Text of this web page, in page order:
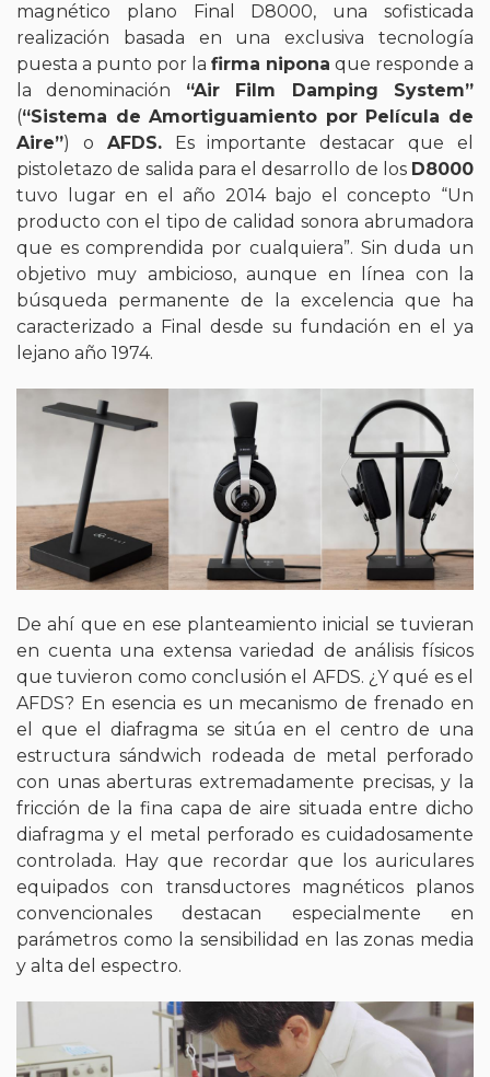
magnético plano Final D8000, una sofisticada
realización basada en una exclusiva tecnología
puesta a punto por la firma nipona que responde a
la denominación “Air Film Damping System”
(“Sistema de Amortiguamiento por Película de
Aire”) o AFDS.Es importante destacar que el
pistoletazo de salida para el desarrollo de los D8000
tuvo lugar en el año 2014 bajo el concepto “Un
producto con el tipo de calidad sonora abrumadora
que es comprendida por cualquiera”. Sin duda un
objetivo muy ambicioso, aunque en línea con la
búsqueda permanente de la excelencia que ha
caracterizado a Final desde su fundación en el ya
lejano año 1974.
De ahí que en ese planteamiento inicial se tuvieran
en cuenta una extensa variedad de análisis físicos
que tuvieron como conclusión el AFDS. ¿Y qué es el
AFDS? En esencia es un mecanismo de frenado en
el que el diafragma se sitúa en el centro de una
estructura sándwich rodeada de metal perforado
con unas aberturas extremadamente precisas, y la
fricción de la fina capa de aire situada entre dicho
diafragma y el metal perforado es cuidadosamente
controlada. Hay que recordar que los auriculares
equipados con transductores magnéticos planos
convencionales destacan especialmente en
parámetros como la sensibilidad en las zonas media
y alta del espectro.